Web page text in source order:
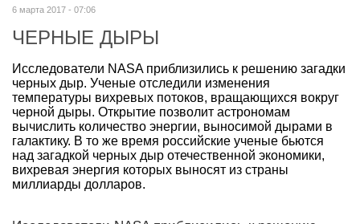
6 марта 2017 - 07:06
ЧЕРНЫЕ ДЫРЫ
Исследователи NASA приблизились к решению загадки
черных дыр. Ученые отследили изменения
температуры вихревых потоков, вращающихся вокруг
черной дыры. Открытие позволит астрономам
вычислить количество энергии, выносимой дырами в
галактику. В то же время российские ученые бьются
над загадкой черных дыр отечественной экономики,
вихревая энергия которых выносят из страны
миллиарды долларов.